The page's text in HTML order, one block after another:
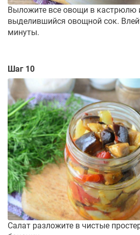
Выложите все овощи в кастрюлю
выделившийся овощной сок.
минуты.
Шаг 10
Салат разложите в чистые